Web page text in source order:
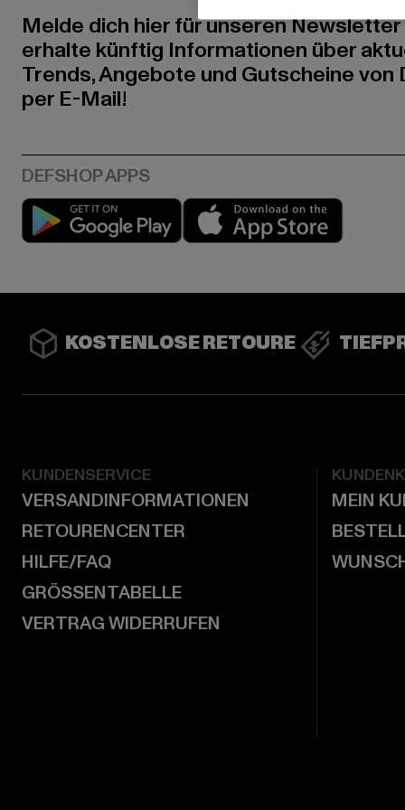
Melde dich hier für unseren Newsletter
erhalte künftig Informationen über
Trends, Angebote und Gutscheine von
per E-Mail!
Play market
KOSTENLOSE RETOURE
KUNDENSERVICE
VERSANDINFORMATIONEN
RETOURENCENTER
HILFE/FAQ
GRÖSSENTABELLE
VERTRAG WIDERRUFEN
MEIN